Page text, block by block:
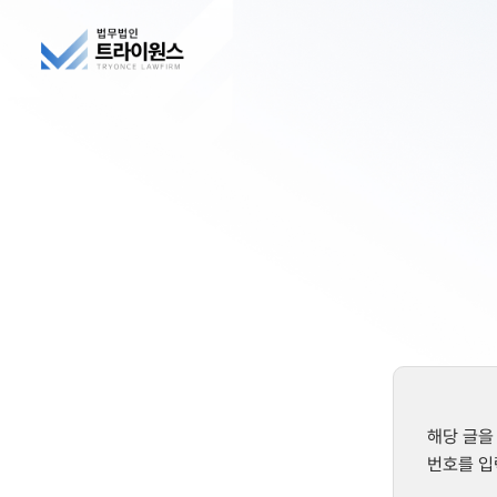
해당 글
번호를